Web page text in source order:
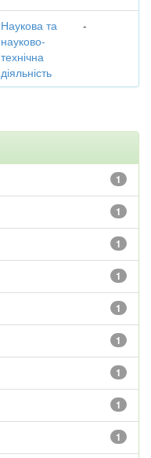
Наукова та
науково-
технічна
діяльність
-
1
1
1
1
1
1
1
1
1